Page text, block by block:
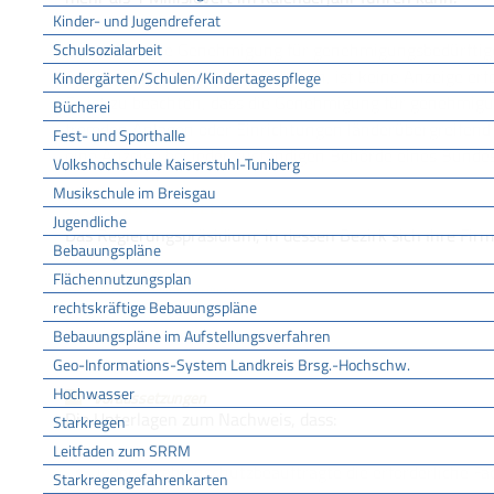
Kinder- und Jugendreferat
Schulsozialarbeit
Kindergärten/Schulen/Kindertagespflege
Bücherei
Fest- und Sporthalle
Volkshochschule Kaiserstuhl-Tuniberg
Musikschule im Breisgau
Jugendliche
Bebauungspläne
Flächennutzungsplan
rechtskräftige Bebauungspläne
Bebauungspläne im Aufstellungsverfahren
Geo-Informations-System Landkreis Brsg.-Hochschw.
Hochwasser
Starkregen
Leitfaden zum SRRM
Starkregengefahrenkarten
Wenn Sie eine Genehmigung für
Anlagen oder Einrichtungen haben, ist keine Anzeige
Es ist zu beachten, dass die Genehmigung
fremden Anlagen oder Einrichtungen
eine Anzeige bei jeder zuständigen Behörde eines
ZUSTÄNDIGE STELLE
Das Regierungspräsidium, in dessen Bezirk sich Ihre
Regierungspräsidium Freiburg
LEISTUNGSDETAILS
Voraussetzungen
Die Unterlagen zum Nachweis, dass:
jeder Strahlenschutzbeauftragte die erforderliche